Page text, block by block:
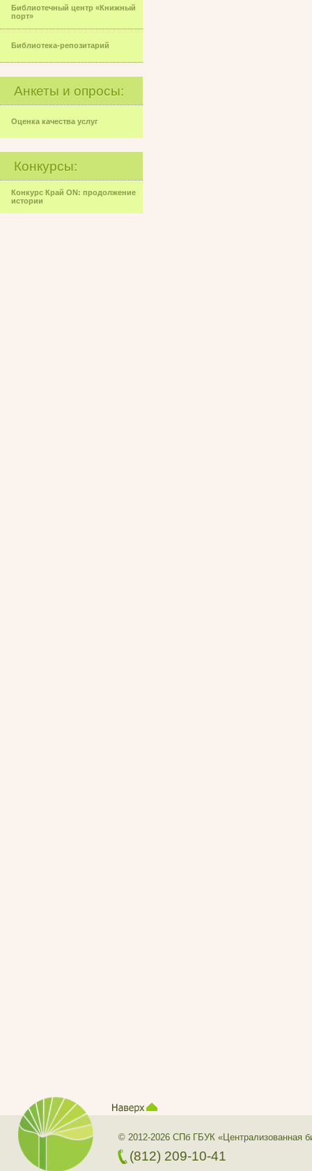
Библиотечный центр «Книжный
порт»
Библиотека-репозитарий
Анкеты и опросы:
Оценка качества услуг
Конкурсы:
Конкурс Край ON: продолжение
истории
© 2012-2026 СПб ГБУК «Централизованная
(812) 209-10-41